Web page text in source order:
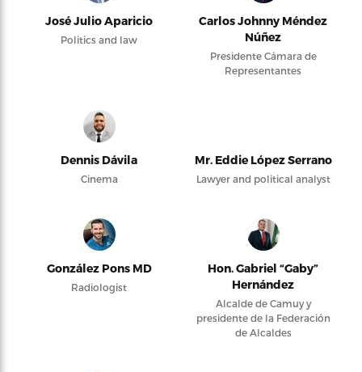
José Julio Aparicio
Politics and law
Carlos Johnny Méndez
Núñez
Presidente Cámara de
Representantes
Dennis Dávila
Cinema
Mr. Eddie López Serrano
Lawyer and political analyst
González Pons MD
Radiologist
Hon. Gabriel “Gaby”
Hernández
Alcalde de Camuy y
presidente de la Federación
de Alcaldes